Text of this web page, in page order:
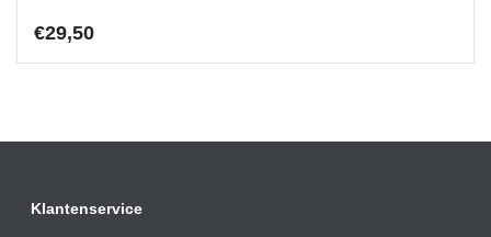
€29,50
Klantenservice